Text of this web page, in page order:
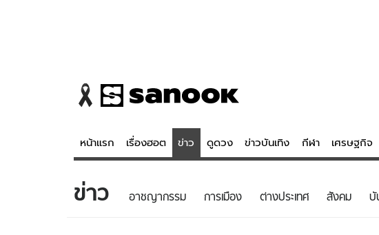
หน้าแรก เรื่องฮอต ข่าว ดูดวง ข่าวบันเทิง กีฬา เศรษฐกิจ
ข่าว ดูดวง - ตรวจหวย
ข่าว อาชญากรรม การเมือง ต่างประเทศ สังคม บั